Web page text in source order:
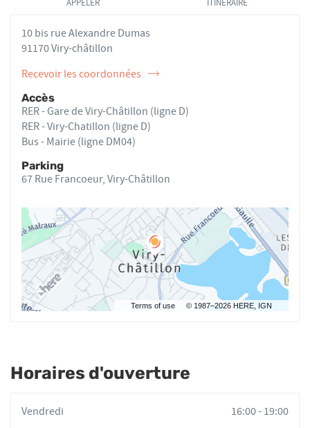
VENTE
ROBIN AU
APPELER ITINÉRAIRE
DE
10 bis rue Alexandre Dumas
91170 Viry-châtillon
Recevoir les coordonnées
de
l'ostéopathe
Aurélie
ROBIN
Terms of use © 1987–2026 HERE, IGN
Accès
RER - Gare de Viry-Châtillon (ligne D)
RER - Viry-Chatillon (ligne D)
Bus - Mairie (ligne DM04)
Parking
67 Rue Francoeur, Viry-Châtillon
Horaires d'ouverture
Horaires
Vendredi 16:00- 19:00